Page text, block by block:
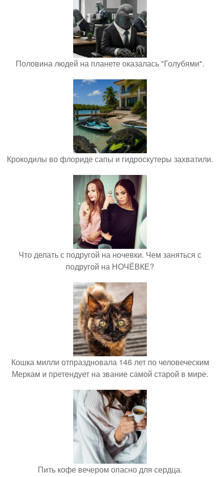
Половина людей на планете оказалась "Голубями".
Крокодилы во флориде сапы и гидроскутеры захватили.
Что делать с подругой на ночевки. Чем заняться с
подругой на НОЧЁВКЕ?
Кошка милли отпраздновала 146 лет по человеческим
Меркам и претендует на звание самой старой в мире.
Пить кофе вечером опасно для сердца.